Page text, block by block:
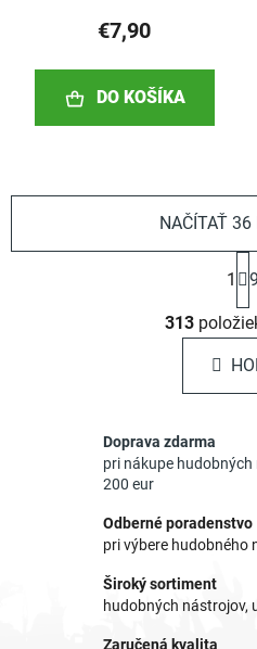
€7,90
DO KOŠÍKA
O
v
l
á
d
i
p
r
y
NAČÍTAŤ 36
t
r
á
n
k
i
1 9
313
Doprava zdarma
pri nákupe
200 eur
Odberné poradenstvo
pri výbere hudobného
Široký sortiment
hudobných nástrojov,
Zaručená kvalita